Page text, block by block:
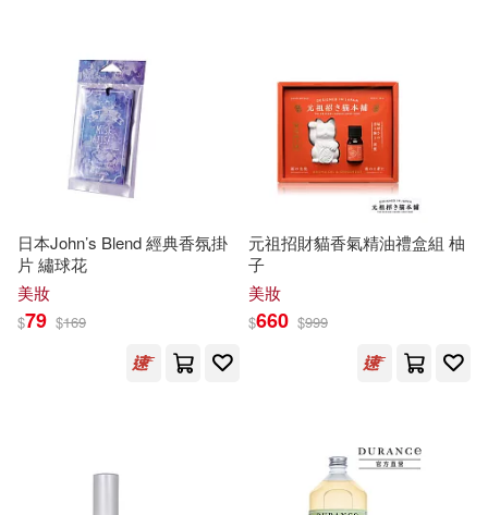
萬里地圖製作中心(24)
竹內文香(23)
エスデジタル(22)
中村静香(21)
Milkyway(60) 世一(60)
木馬文化(59)
社會科學文獻出版社(58)
國立公共資訊圖書館(57)
廣西師範大學出版社(57)
講談社(53)
日本John’s Blend 經典香氛掛
片 繡球花
美妝
$79 $169
元祖招財貓香氣精油禮盒組 柚
子
美妝
$660 $999